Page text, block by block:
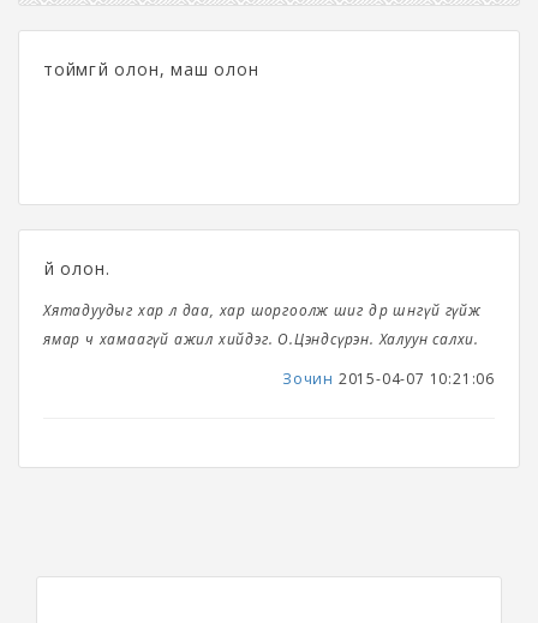
тоймгүй олон, маш олон
үй олон.
Хятадуудыг хар л даа, хар шоргоолж шиг өдөр шөнөгүй гүйж
ямар ч хамаагүй ажил хийдэг. О.Цэндсүрэн. Халуун салхи.
Зочин 2015-04-07 10:21:06